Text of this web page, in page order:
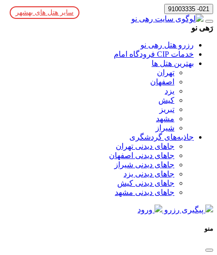
021- 91003335
رَهی نو
رزرو هتل رهی نو
خدمات CIP فرودگاه امام
بهترین هتل ها
تهران
اصفهان
یزد
کیش
تبریز
مشهد
شیراز
جاذبه‌های گردشگری
جاهای دیدنی تهران
جاهای دیدنی اصفهان
جاهای دیدنی شیراز
جاهای دیدنی یزد
جاهای دیدنی کیش
جاهای دیدنی مشهد
پیگیری رزرو ورود
منو
سایر هتل های بهشهر